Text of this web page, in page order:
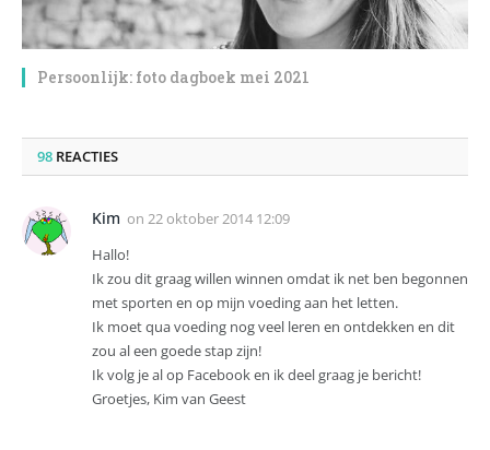
Persoonlijk: foto dagboek mei 2021
98 REACTIES
Kim on 22 oktober 2014 12:09
Hallo!
Ik zou dit graag willen winnen omdat ik net ben begonnen
met sporten en op mijn voeding aan het letten.
Ik moet qua voeding nog veel leren en ontdekken en dit
zou al een goede stap zijn!
Ik volg je al op Facebook en ik deel graag je bericht!
Groetjes, Kim van Geest